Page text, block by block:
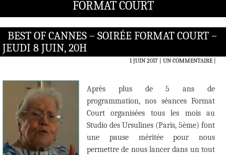
FORMAT COURT
BEST OF CANNES – SOIRÉE FORMAT COURT –
JEUDI 8 JUIN, 20H
1 JUIN 2017 UN COMMENTAIRE|
Après plus de 5 ans de
programmation, nos séances Format
Court organisées tous les mois au
Studio des Ursulines (Paris, 5ème) font
une pause méritée pour nous
permettre de nous lancer dans un tout